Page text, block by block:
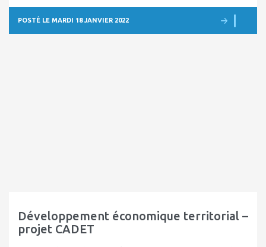
POSTÉ LE MARDI 18 JANVIER 2022
Développement économique territorial –
projet CADET